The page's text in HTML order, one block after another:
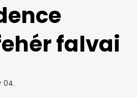
falvai
04.